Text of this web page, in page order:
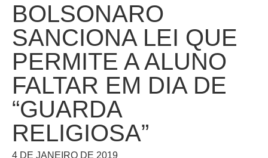
BOLSONARO
SANCIONA LEI QUE
PERMITE A ALUNO
FALTAR EM DIA DE
“GUARDA
RELIGIOSA”
4 DE JANEIRO DE 2019